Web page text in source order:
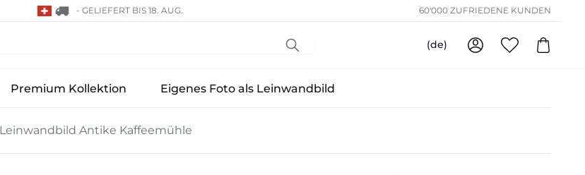
- GELIEFERT BIS 18. AUG. 60'000 ZUFRIEDENE KUNDEN
(de)
Premium Kollektion Eigenes Foto als Leinwandbild
Leinwandbild Antike Kaffeemühle